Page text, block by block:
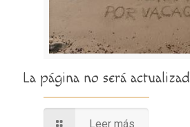
La página no será
Leer más